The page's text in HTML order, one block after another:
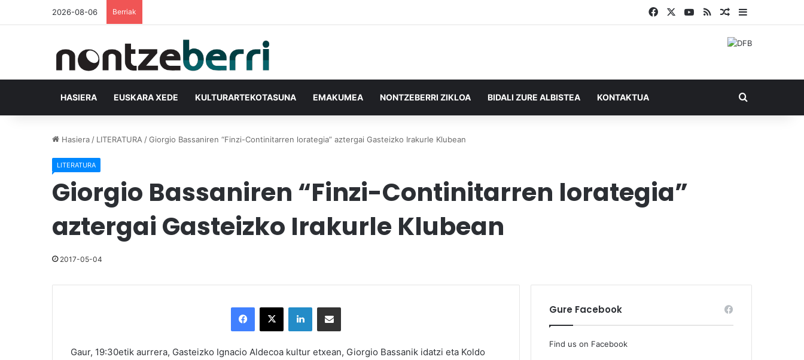
2026-08-06 Berriak Facebook YouTube
RSS Ausazko
HASIERA EUSKARA XEDE KULTURARTEKOTASUNA EMAKUMEA NONTZEBERRI ZIKLOA BIDALI ZURE ALBISTEA KONTAKTUA
Hasiera / LITERATURA /Giorgio Bassaniren “Finzi-Continitarren lorategia” aztergai Gasteizko Irakurle Klubean
LITERATURA
Giorgio Bassaniren “Finzi-Continitarren lorategia”
aztergai Gasteizko Irakurle Klubean
2017-05-04
Gaur, 19:30etik aurrera, Gasteizko Ignacio Aldecoa kultur etxean, Giorgio Bassanik idatzi eta Koldo
Gure Facebook
Find us on Facebook